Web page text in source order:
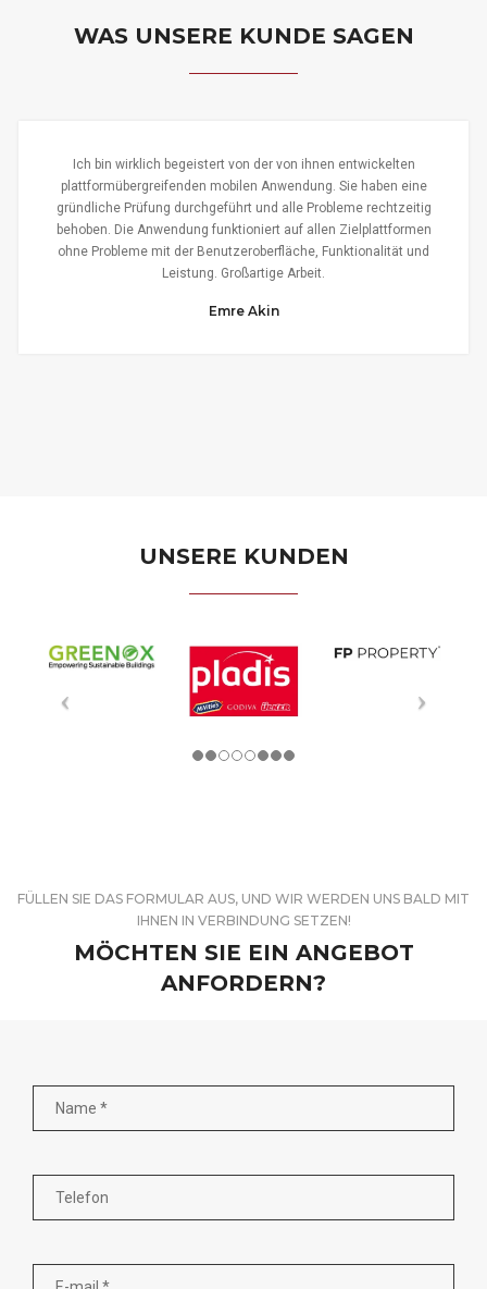
WAS UNSERE KUNDE SAGEN
Ich bin wirklich begeistert von der von ihnen entwickelten
plattformübergreifenden mobilen Anwendung. Sie haben eine
gründliche Prüfung durchgeführt und alle Probleme rechtzeitig
behoben. Die Anwendung funktioniert auf allen Zielplattformen
ohne Probleme mit der Benutzeroberfläche, Funktionalität und
Leistung. Großartige Arbeit.
Emre Akin
UNSERE KUNDEN
FÜLLEN SIE DAS FORMULAR AUS, UND WIR WERDEN UNS BALD MIT
IHNEN IN VERBINDUNG SETZEN!
MÖCHTEN SIE EIN ANGEBOT
ANFORDERN?